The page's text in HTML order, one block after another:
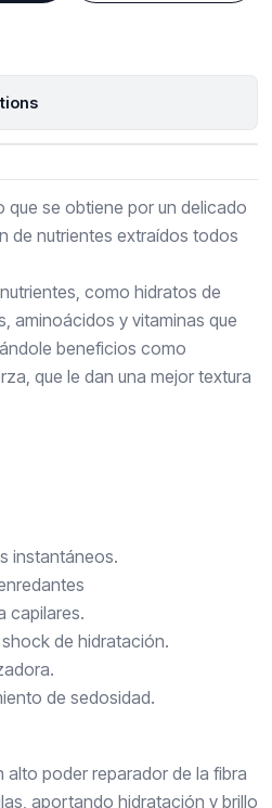
que se obtiene por un delicado
de nutrientes extraídos todos
como hidratos de
aminoácidos y vitaminas que
beneficios como
que le dan una mejor textura
instantáneos.
capilares.
de hidratación.
de sedosidad.
alto poder reparador de la fibra
aportando hidratación y brillo